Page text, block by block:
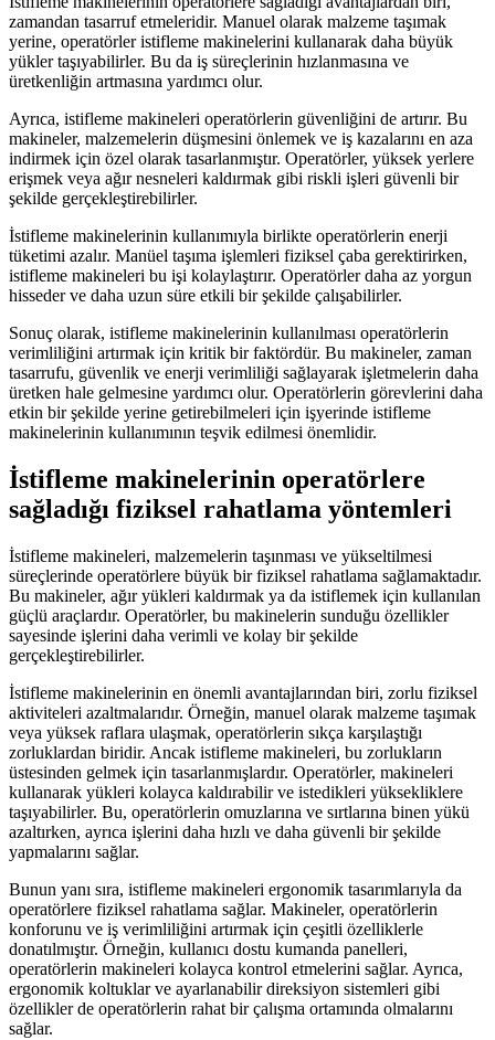
zamandan tasarruf etmeleridir. Manuel olarak malzeme taşımak
yerine, operatörler istifleme makinelerini kullanarak daha büyük
yükler taşıyabilirler. Bu da iş süreçlerinin hızlanmasına ve
üretkenliğin artmasına yardımcı olur.
Ayrıca, istifleme makineleri operatörlerin güvenliğini de artırır. Bu
makineler, malzemelerin düşmesini önlemek ve iş kazalarını en aza
indirmek için özel olarak tasarlanmıştır. Operatörler, yüksek yerlere
erişmek veya ağır nesneleri kaldırmak gibi riskli işleri güvenli bir
şekilde gerçekleştirebilirler.
İstifleme makinelerinin kullanımıyla birlikte operatörlerin enerji
tüketimi azalır. Manüel taşıma işlemleri fiziksel çaba gerektirirken,
istifleme makineleri bu işi kolaylaştırır. Operatörler daha az yorgun
hisseder ve daha uzun süre etkili bir şekilde çalışabilirler.
Sonuç olarak, istifleme makinelerinin kullanılması operatörlerin
verimliliğini artırmak için kritik bir faktördür. Bu makineler, zaman
tasarrufu, güvenlik ve enerji verimliliği sağlayarak işletmelerin daha
üretken hale gelmesine yardımcı olur. Operatörlerin görevlerini daha
etkin bir şekilde yerine getirebilmeleri için işyerinde istifleme
makinelerinin kullanımının teşvik edilmesi önemlidir.
İstifleme makinelerinin operatörlere
sağladığı fiziksel rahatlama yöntemleri
İstifleme makineleri, malzemelerin taşınması ve yükseltilmesi
süreçlerinde operatörlere büyük bir fiziksel rahatlama sağlamaktadır.
Bu makineler, ağır yükleri kaldırmak ya da istiflemek için kullanılan
güçlü araçlardır. Operatörler, bu makinelerin sunduğu özellikler
sayesinde işlerini daha verimli ve kolay bir şekilde
gerçekleştirebilirler.
İstifleme makinelerinin en önemli avantajlarından biri, zorlu fiziksel
aktiviteleri azaltmalarıdır. Örneğin, manuel olarak malzeme taşımak
veya yüksek raflara ulaşmak, operatörlerin sıkça karşılaştığı
zorluklardan biridir. Ancak istifleme makineleri, bu zorlukların
üstesinden gelmek için tasarlanmışlardır. Operatörler, makineleri
kullanarak yükleri kolayca kaldırabilir ve istedikleri yüksekliklere
taşıyabilirler. Bu, operatörlerin omuzlarına ve sırtlarına binen yükü
azaltırken, ayrıca işlerini daha hızlı ve daha güvenli bir şekilde
yapmalarını sağlar.
Bunun yanı sıra, istifleme makineleri ergonomik tasarımlarıyla da
operatörlere fiziksel rahatlama sağlar. Makineler, operatörlerin
konforunu ve iş verimliliğini artırmak için çeşitli özelliklerle
donatılmıştır. Örneğin, kullanıcı dostu kumanda panelleri,
operatörlerin makineleri kolayca kontrol etmelerini sağlar. Ayrıca,
ergonomik koltuklar ve ayarlanabilir direksiyon sistemleri gibi
özellikler de operatörlerin rahat bir çalışma ortamında olmalarını
sağlar.